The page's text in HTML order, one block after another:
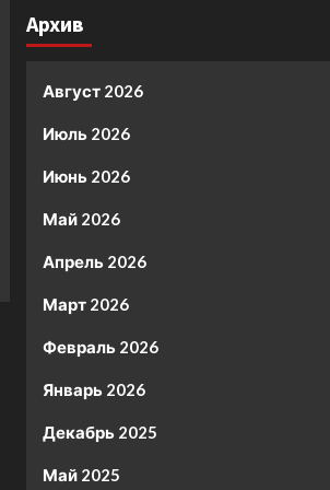
Архив
Август 2026
Июль 2026
Июнь 2026
Май 2026
Апрель 2026
Март 2026
Февраль 2026
Январь 2026
Декабрь 2025
Май 2025